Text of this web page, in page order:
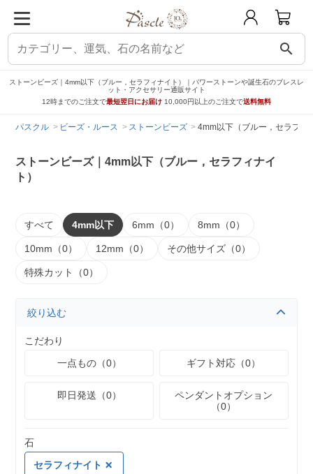
search
ストーンビーズ｜4mm以下（ブルー，セラフィナイト）｜パワーストーンや誕生石のブレスレ
ット・アクセサリー通販サイト
12時までのご注文で最短翌日にお届け 10,000円以上のご注文で送料無料
パスクル ビーズ・ルース ストーンビーズ 4mm以下（ブルー，セラフィ
ストーンビーズ｜4mm以下（ブルー，セラフィナイ
ト）
すべて 4mm以下 6mm（0） 8mm（0）
10mm（0） 12mm（0） その他サイズ（0）
特殊カット（0）
絞り込む
こだわり
一点もの（0）
ギフト対応（0）
即日発送（0）
ペンダントオプション
（0）
石
セラフィナイト